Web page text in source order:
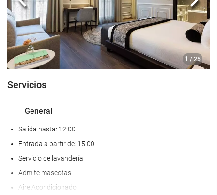
1 / 25
Anterior
Servicios
General
Salida hasta: 12:00
Entrada a partir de: 15:00
Servicio de lavandería
Admite mascotas
Aire Acondicionado